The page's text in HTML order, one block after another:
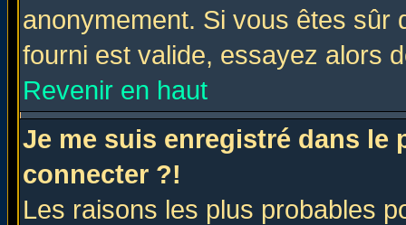
anonymement. Si vous êtes sûr
fourni est valide, essayez alors
Revenir en haut
Je me suis enregistré dans le
connecter ?!
Les raisons les plus probables